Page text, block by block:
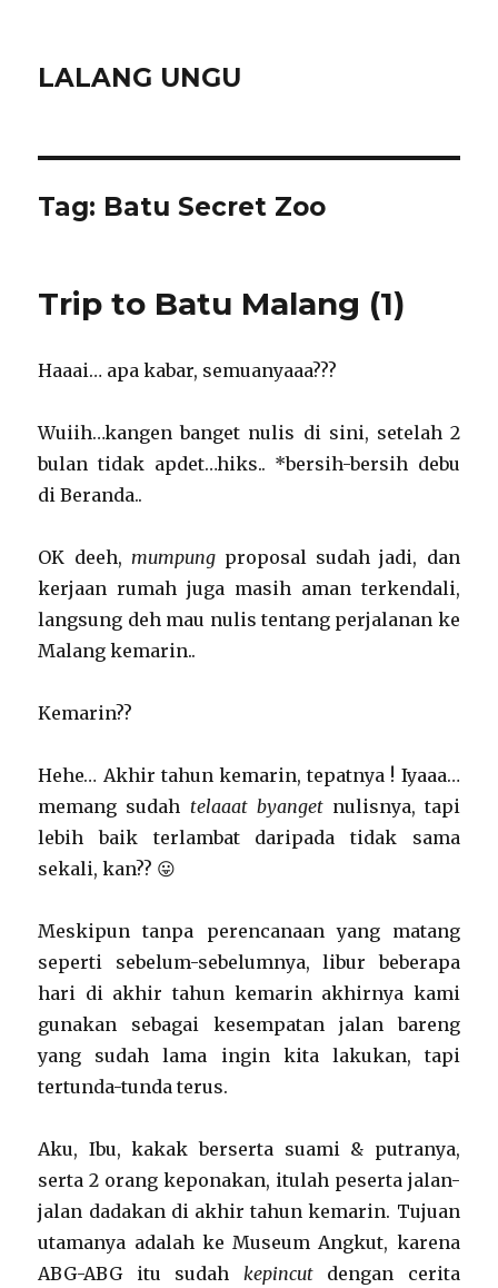
LALANG UNGU
Tag: Batu Secret Zoo
Trip to Batu Malang (1)
Haaai… apa kabar, semuanyaaa???
Wuiih…kangen banget nulis di sini, setelah 2
bulan tidak apdet…hiks.. *bersih-bersih debu
di Beranda..
OK deeh, mumpungproposal sudah jadi, dan
kerjaan rumah juga masih aman terkendali,
langsung deh mau nulis tentang perjalanan ke
Malang kemarin..
Kemarin??
Hehe… Akhir tahun kemarin, tepatnya ! Iyaaa…
memang sudah telaaat byangetnulisnya, tapi
lebih baik terlambat daripada tidak sama
sekali, kan?? 😛
Meskipun tanpa perencanaan yang matang
seperti sebelum-sebelumnya, libur beberapa
hari di akhir tahun kemarin akhirnya kami
gunakan sebagai kesempatan jalan bareng
yang sudah lama ingin kita lakukan, tapi
tertunda-tunda terus.
Aku, Ibu, kakak berserta suami & putranya,
serta 2 orang keponakan, itulah peserta jalan-
jalan dadakan di akhir tahun kemarin. Tujuan
utamanya adalah ke Museum Angkut, karena
ABG-ABG itu sudah kepincut
dengan cerita